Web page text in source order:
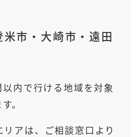
米市 ・ 大崎市 ・ 遠田
内で行ける地域を対象
。
リアは、ご相談窓口より